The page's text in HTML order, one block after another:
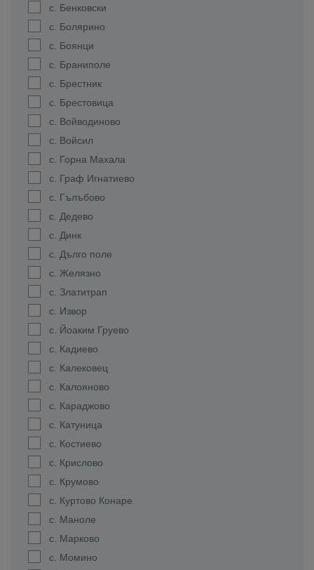
с. Бенковски
с. Болярино
с. Боянци
с. Браниполе
с. Брестник
с. Брестовица
с. Войводиново
с. Войсил
с. Горна Махала
с. Граф Игнатиево
с. Гълъбово
с. Дедево
с. Динк
с. Дълго поле
с. Желязно
с. Златитрап
с. Извор
с. Йоаким Груево
с. Кадиево
с. Калековец
с. Калояново
с. Караджово
с. Катуница
с. Костиево
с. Крислово
с. Крумово
с. Куртово Конаре
с. Маноле
с. Марково
с. Момино